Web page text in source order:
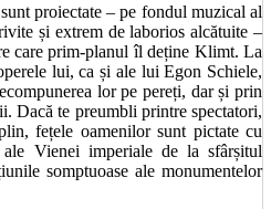
proiectate – pe fondul muzical al
și extrem de laborios alcătuite –
care prim-planul îl deține Klimt. La
lui, ca și ale lui Egon Schiele,
lor pe pereți, dar și prin
Dacă te preumbli printre spectatori,
fețele oamenilor sunt pictate cu
Vienei imperiale de la sfârșitul
somptuoase ale monumentelor